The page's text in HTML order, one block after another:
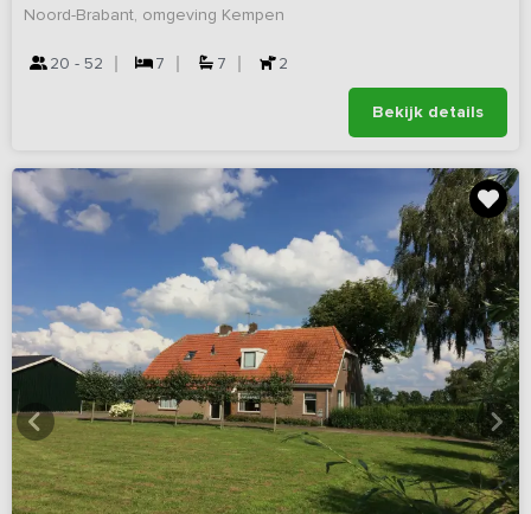
Noord-Brabant, omgeving Kempen
20 - 52 7 7 2
Bekijk details